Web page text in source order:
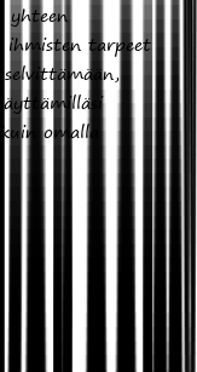
yhteen
ihmisten tarpeet
omalla